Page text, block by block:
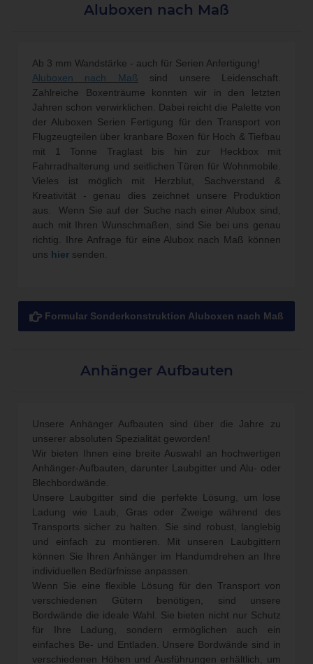
Aluboxen nach Maß
Ab 3 mm Wandstärke - auch für Serien Anfertigung!
Aluboxen nach Maß sind unsere Leidenschaft.
Zahlreiche Boxenträume konnten wir in den letzten
Jahren schon verwirklichen. Dabei reicht die Palette von
der Aluboxen Serien Fertigung für den Transport von
Flugzeugteilen über kranbare Boxen für Hoch & Tiefbau
mit 1 Tonne Traglast bis hin zur Heckbox mit
Fahrradhalterung und seitlichen Türen für Wohnmobile.
Vieles ist möglich mit Herzblut, Sachverstand &
Kreativität - genau dies zeichnet unsere Produktion
aus. Wenn Sie auf der Suche nach einer Alubox sind,
auch mit Ihren Wunschmaßen, sind Sie bei uns genau
richtig. Ihre Anfrage für eine Alubox nach Maß können
uns hier senden.
 Formular Sonderkonstruktion Aluboxen nach Maß
Anhänger Aufbauten
Unsere Anhänger Aufbauten sind über die Jahre zu
unserer absoluten Spezialität geworden!
Wir bieten Ihnen eine breite Auswahl an hochwertigen
Anhänger-Aufbauten , darunter Laubgitter und Alu- oder
Blechbordwände.
Unsere Laubgitter sind die perfekte Lösung, um lose
Ladung wie Laub, Gras oder Zweige während des
Transports sicher zu halten. Sie sind robust, langlebig
und einfach zu montieren. Mit unseren Laubgittern
können Sie Ihren Anhänger im Handumdrehen an Ihre
individuellen Bedürfnisse anpassen.
Wenn Sie eine flexible Lösung für den Transport von
verschiedenen Gütern benötigen, sind unsere
Bordwände die ideale Wahl. Sie bieten nicht nur Schutz
für Ihre Ladung, sondern ermöglichen auch ein
einfaches Be- und Entladen. Unsere Bordwände sind in
verschiedenen Höhen und Ausführungen erhältlich, um